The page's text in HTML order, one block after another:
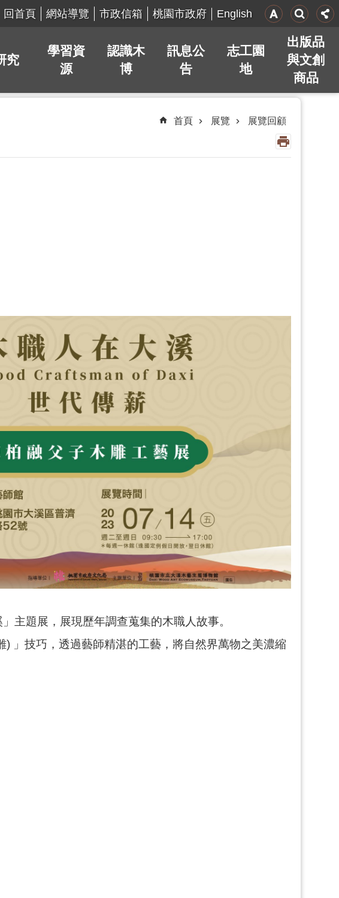
回首頁 網站導覽 市政信箱 桃園市政府 English
究
學習資
源
認識木
博
訊息公
告
志工園
地
出版品
與文創
商品
首頁 展覽 展覽回顧
主題展，展現歷年調查蒐集的木職人故事。
」技巧，透過藝師精湛的工藝，將自然界萬物之美濃縮